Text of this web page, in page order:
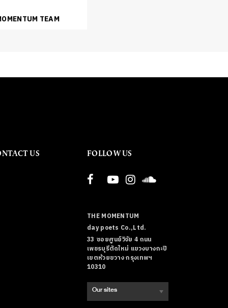
TEAM
US FOLLOW US
THE MOMENTUM
day poets Co.,Ltd.
33 ซอยศูนย์วิจัย 4 ถนน
เพชรบุรีตัดใหม่ แขวงบางกะปิ
เขตห้วยขวาง กรุงเทพฯ
10310